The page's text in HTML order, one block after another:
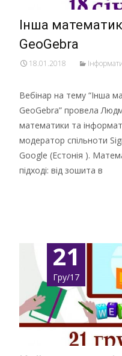
Інша
GeoGebra
18.01.2018
Вебінар на тему “Інша
GeoGebra” провела
математики та
модератор спільноти
Google (Естонія ).
підході: від зошита в
21
Гру/17